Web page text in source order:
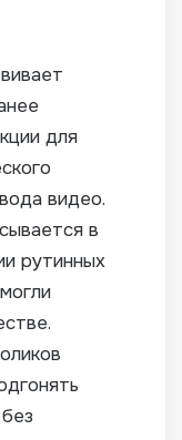
для
видео.
в
рутинных